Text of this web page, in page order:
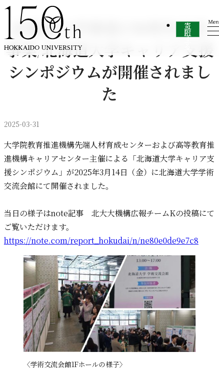
内容をスキップ
寄
附
す
北海道大学創基150周年記念
事業/北海道大学キャリア支援
シンポジウムが開催されまし
た
2025-03-31
大学院教育推進機構先端人材育成センターおよび高等教育推
進機構キャリアセンター主催による「北海道大学キャリア支
援シンポジウム」が2025年3月14日（金）に北海道大学学術
交流会館にて開催されました。
当日の様子はnote記事 北大大機構広報チームKの投稿にて
ご覧いただけます。
https://note.com/report_hokudai/n/ne80e0de9e7c8
〈学術交流会館1Fホールの様子〉